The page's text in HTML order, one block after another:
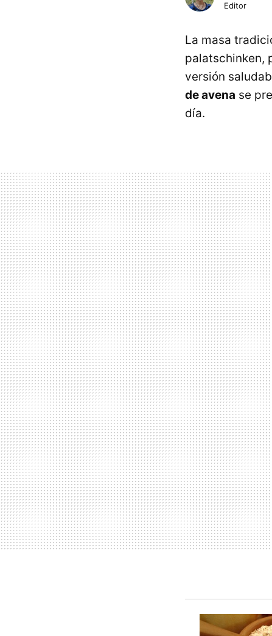
Editor
La masa
palatschinken,
versión
de avena se
día.